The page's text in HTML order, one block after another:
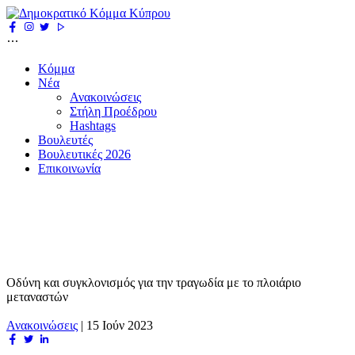
Κόμμα
Νέα
Ανακοινώσεις
Στήλη Προέδρου
Hashtags
Βουλευτές
Βουλευτικές 2026
Επικοινωνία
Οδύνη και συγκλονισμός για την τραγωδία με το πλοιάριο
μεταναστών
Ανακοινώσεις | 15 Ιούν 2023